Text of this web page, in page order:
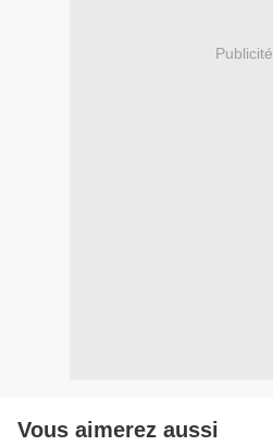
Publicité
Vous aimerez aussi